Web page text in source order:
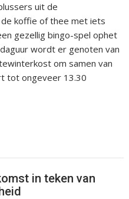
uit de
koffie of thee met iets
gezellig bingo-spel ophet
wordt er genoten van
om samen van
tot ongeveer 13.30
in teken van